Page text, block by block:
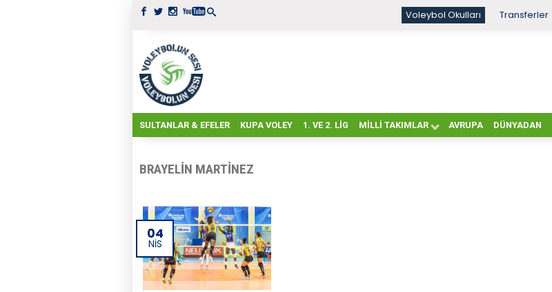
Voleybol Okulları Transferler
SULTANLAR & EFELER KUPA VOLEY 1. VE 2. LIG MILLI TAKIMLAR AVRUPA DÜNYADAN
BRAYELIN MARTINEZ
04
NIS